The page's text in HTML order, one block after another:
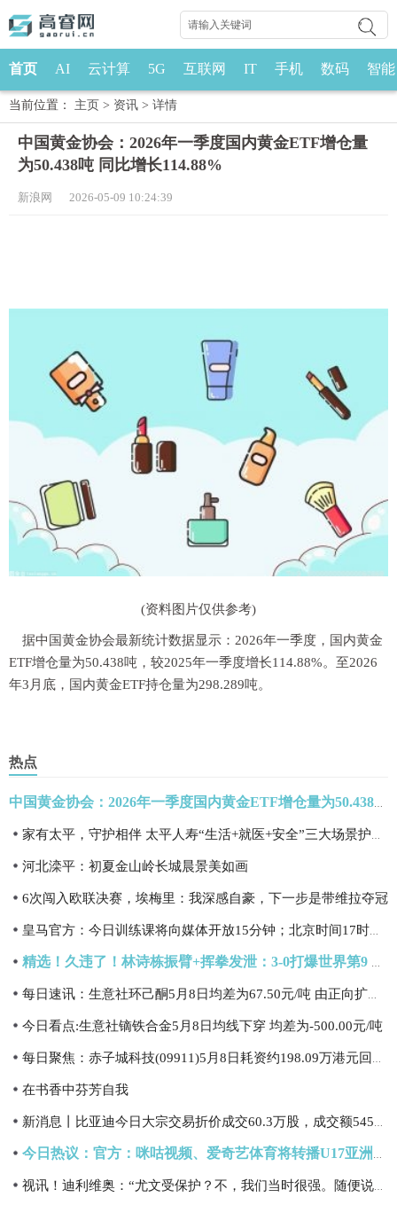
首页 AI 云计算 5G 互联网 IT 手机 数码 智能
当前位置： 主页 > 资讯 > 详情
中国黄金协会：2026年一季度国内黄金ETF增仓量
为50.438吨 同比增长114.88%
新浪网 2026-05-09 10:24:39
(资料图片仅供参考)
据中国黄金协会最新统计数据显示：2026年一季度，国内黄金
ETF增仓量为50.438吨，较2025年一季度增长114.88%。至2026
年3月底，国内黄金ETF持仓量为298.289吨。
热点
河北滦平：初夏金山岭长城晨景美如画
6次闯入欧联决赛，埃梅里：我深感自豪，下一步是带维拉夺冠
今日看点:生意社镝铁合金5月8日均线下穿 均差为-500.00元/吨
在书香中芬芳自我